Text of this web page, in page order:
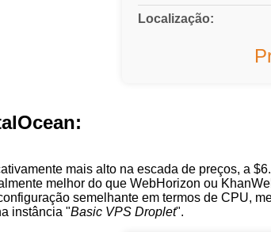
Localização:
mais alto na escada de preços, a
melhor do que WebHorizon ou
semelhante em termos de CPU,
instância "Basic VPS Droplet".